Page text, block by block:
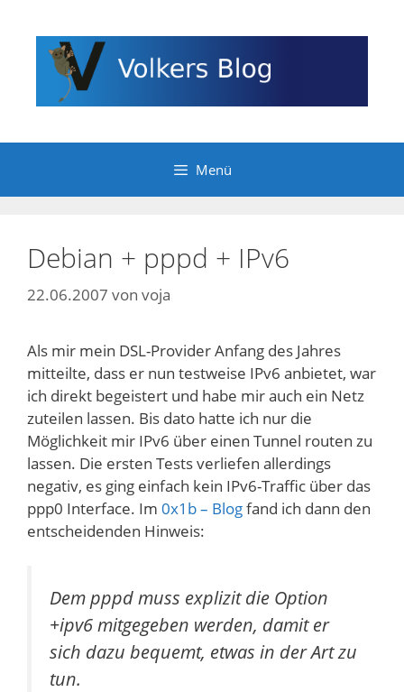
Inhalt
springen
Menü
Debian + pppd + IPv6
22.06.2007 von voja
Als mir mein DSL-Provider Anfang des Jahres
mitteilte, dass er nun testweise IPv6 anbietet, war
ich direkt begeistert und habe mir auch ein Netz
zuteilen lassen. Bis dato hatte ich nur die
Möglichkeit mir IPv6 über einen Tunnel routen zu
lassen. Die ersten Tests verliefen allerdings
negativ, es ging einfach kein IPv6-Traffic über das
ppp0 Interface. Im 0x1b – Blogfand ich dann den
entscheidenden Hinweis:
Dem pppd muss explizit die Option
+ipv6 mitgegeben werden, damit er
sich dazu bequemt, etwas in der Art zu
tun.